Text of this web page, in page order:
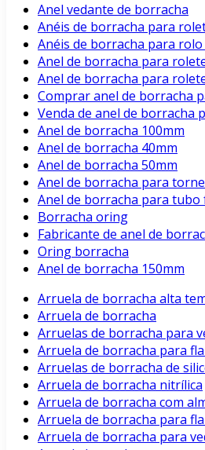
Anel vedante de borracha
Anéis de borracha para
Anéis de borracha para
Anel de borracha para
Anel de borracha para
Comprar anel de borracha
Venda de anel de borracha
Anel de borracha 100mm
Anel de borracha 40mm
Anel de borracha 50mm
Anel de borracha para
Anel de borracha para
Borracha oring
Fabricante de anel de
Oring borracha
Anel de borracha 150mm
Arruela de borracha alta
Arruela de borracha
Arruelas de borracha para
Arruela de borracha para
Arruelas de borracha de
Arruela de borracha nitrílica
Arruela de borracha com
Arruela de borracha para
Arruela de borracha para